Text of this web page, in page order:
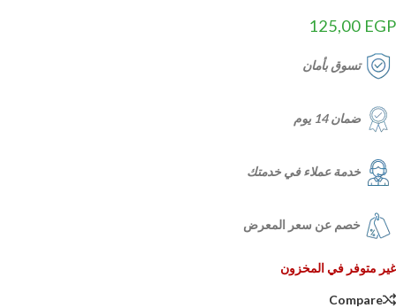
125,00 EGP
تسوق بأمان
ضمان 14 يوم
خدمة عملاء في خدمتك
خصم عن سعر المعرض
غير متوفر في المخزون
Compare